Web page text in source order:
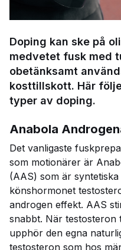
Doping kan ske på
medvetet fusk med
obetänksamt
kosttillskott. Här
typer av doping.
Anabola
Det vanligaste
som motionärer är
(AAS) som är
könshormonet
androgen effekt. AAS
snabbt. När
upphör den egna
testosteron som hos